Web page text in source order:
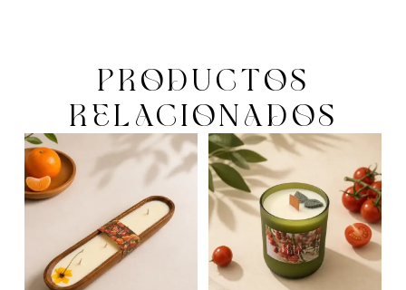
PRODUCTOS
RELACIONADOS